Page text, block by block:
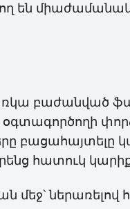
են միաժամանակ
բաժանված
օգտագործողի
հատուկ
մեջ՝